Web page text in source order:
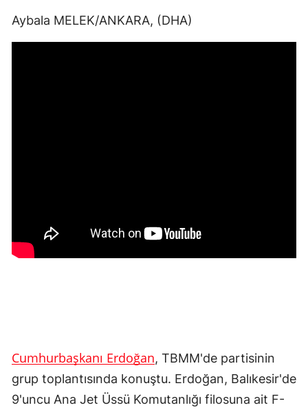
Aybala MELEK/ANKARA, (DHA)
Cumhurbaşkanı Erdoğan, TBMM'de partisinin
grup toplantısında konuştu. Erdoğan, Balıkesir'de
9'uncu Ana Jet Üssü Komutanlığı filosuna ait F-